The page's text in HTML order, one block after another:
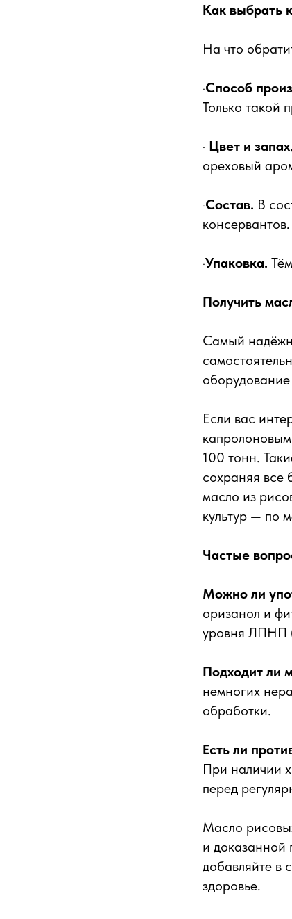
Как выбрать
На что
·Способ
Только такой
· Цвет и запах.
ореховый
·Состав. В
консервантов.
·Упаковка.
Получить
Самый
Если вас
100 тонн.
сохраняя все
масло из
культур — по
Частые
Можно ли
оризанол и
уровня ЛПНП
Подходит ли
немногих
обработки.
Есть ли
При наличии
перед
Масло
и доказанной
добавляйте в
здоровье.